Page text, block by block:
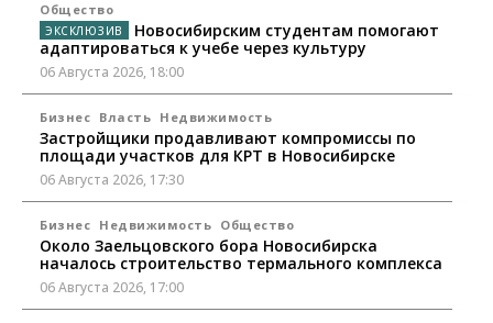
Общество
Новосибирским студентам помогают
адаптироваться к учебе через культуру
06 Августа 2026, 18:00
Бизнес Власть Недвижимость
Застройщики продавливают компромиссы по
площади участков для КРТ в Новосибирске
06 Августа 2026, 17:30
Бизнес Недвижимость Общество
Около Заельцовского бора Новосибирска
началось строительство термального комплекса
06 Августа 2026, 17:00